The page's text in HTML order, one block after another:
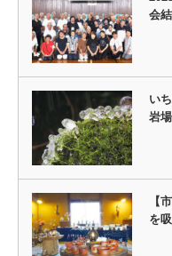
会
い
岩
【
を